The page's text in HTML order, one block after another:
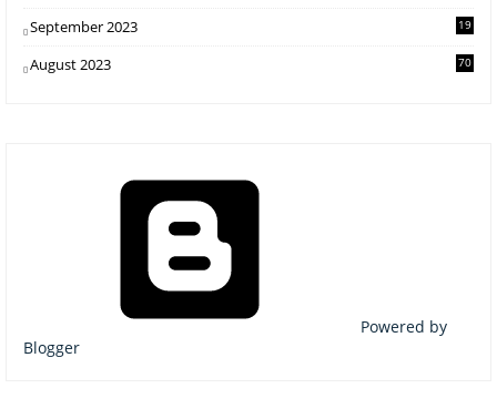
September 2023
19
August 2023 70
Powered by
Blogger